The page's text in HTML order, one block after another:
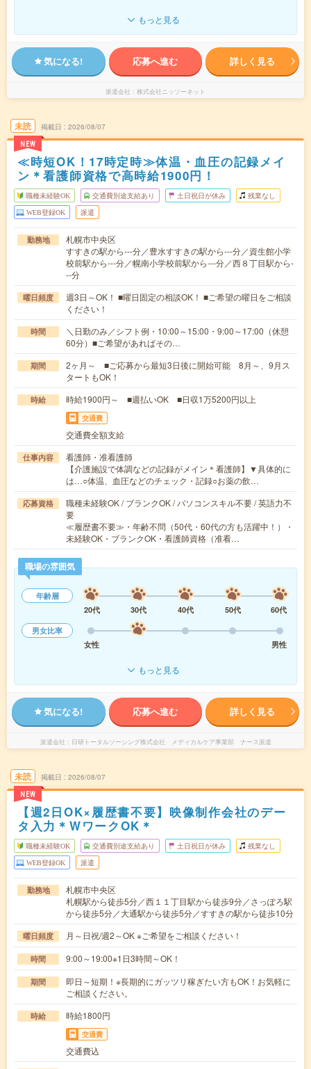
もっと見る
気になる! 応募へ進む 詳しく見る
派遣会社 株式会社ニッソーネット
未読
NEW
掲載日 2026/08/07
≪時短OK！17時定時≫体温・血圧の記録メイ
ン＊看護師資格で高時給1900円！
職種未経験OK 交通費別途支給あり 土日祝日が休み 残業なし
WEB登録OK 派遣
勤務地
札幌市中央区
すすきの駅から---分／豊水すすきの駅から---分／資生館小学
校前駅から---分／幌南小学校前駅から---分／西８丁目駅から-
--分
曜日頻度
週3日～OK！ ■曜日固定の相談OK！ ■ご希望の曜日をご相談
ください！
時間
＼日勤のみ／シフト例・10:00～15:00・9:00～17:00（休憩
60分）■ご希望があればその…
期間
2ヶ月～ ■ご応募から最短3日後に開始可能 8月～、9月ス
タートもOK！
時給 時給1900円～ ■週払いOK ■日収1万5200円以上
交通費
交通費全額支給
仕事内容
看護師・准看護師
【介護施設で体調などの記録がメイン＊看護師】▼具体的に
は…○体温、血圧などのチェック・記録○お薬の飲…
応募資格
職種未経験OK / ブランクOK / パソコンスキル不要 / 英語力不
要
≪履歴書不要≫・年齢不問（50代・60代の方も活躍中！）・
未経験OK・ブランクOK・看護師資格（准看…
職場の雰囲気
年齢層
20代
30代 40代 50代
60代
男女比率
女性
男性
もっと見る
気になる! 応募へ進む 詳しく見る
派遣会社 日研トータルソーシング株式会社 メディカルケア事業部 ナース派遣
未読
NEW
掲載日 2026/08/07
【週2日OK×履歴書不要】映像制作会社のデー
タ入力＊WワークOK＊
職種未経験OK 交通費別途支給あり 土日祝日が休み 残業なし
WEB登録OK 派遣
勤務地
札幌市中央区
札幌駅から徒歩5分／西１１丁目駅から徒歩9分／さっぽろ駅
から徒歩5分／大通駅から徒歩5分／すすきの駅から徒歩10分
曜日頻度 月～日祝/週2～OK ※ご希望をご相談ください！
時間 9:00～19:00※1日3時間～OK！
期間
即日～短期！※長期的にガッツリ稼ぎたい方もOK！お気軽に
ご相談ください。
時給 時給1800円
交通費
交通費込